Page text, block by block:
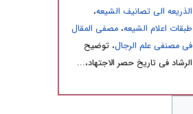
الذریعه الی تصانیف الشیعه،
طبقات اعلام الشیعه، مصفی المقال
فی مصنفی علم الرجال، توضیح
الرشاد فی تاریخ حصر الاجتهاد،...